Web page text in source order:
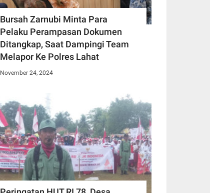
Bursah Zarnubi Minta Para
Pelaku Perampasan Dokumen
Ditangkap, Saat Dampingi Team
Melapor Ke Polres Lahat
November 24, 2024